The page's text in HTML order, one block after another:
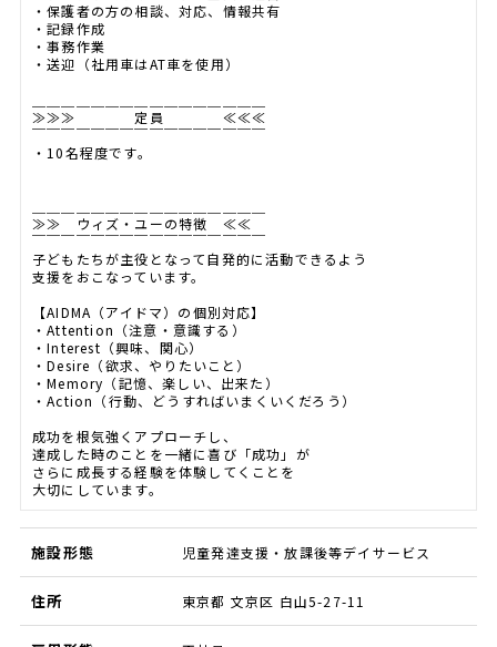
・保護者の方の相談、対応、情報共有
・記録作成
・事務作業
・送迎（社用車はAT車を使用）
≫≫≫ 定員 ≪≪≪
￣￣￣￣￣￣￣￣￣￣￣￣￣￣￣￣
・10名程度です。
≫≫ ウィズ・ユーの特徴 ≪≪
￣￣￣￣￣￣￣￣￣￣￣￣￣￣￣￣
子どもたちが主役となって自発的に活動できるよう
支援をおこなっています。
【AIDMA（アイドマ）の個別対応】
・Attention（注意・意識する）
・Interest（興味、関心）
・Desire（欲求、やりたいこと）
・Memory（記憶、楽しい、出来た）
・Action（行動、どうすればいまくいくだろう）
成功を根気強くアプローチし、
達成した時のことを一緒に喜び「成功」が
さらに成長する経験を体験してくことを
大切にしています。
施設形態 児童発達支援・放課後等デイサービス
住所 東京都 文京区 白山5-27-11